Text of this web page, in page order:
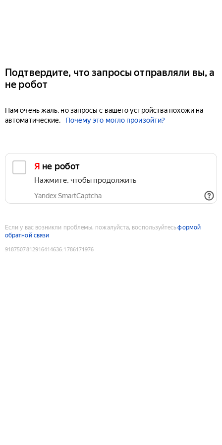
Подтвердите, что запросы отправляли вы, а
не робот
Нам очень жаль, но запросы с вашего устройства похожи на
автоматические.
Почему это могло произойти?
Я не робот
Нажмите, чтобы продолжить
Yandex SmartCaptcha
Если у вас возникли проблемы, пожалуйста, воспользуйтесьформой
обратной связи
9187507812916414636:1786171976